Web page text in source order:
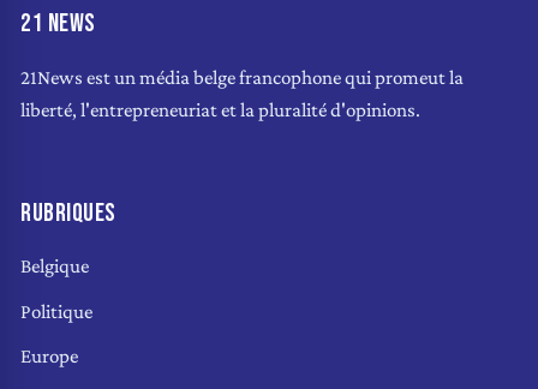
21 NEWS
21News est un média belge francophone qui promeut la
liberté, l'entrepreneuriat et la pluralité d'opinions.
RUBRIQUES
Belgique
Politique
Europe